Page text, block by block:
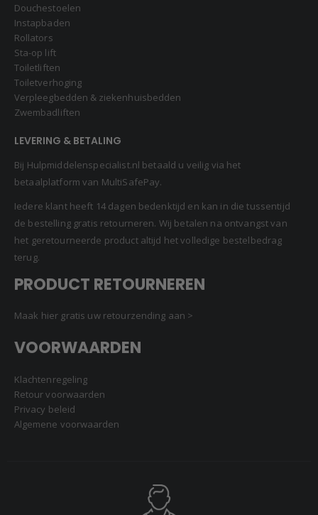
Douchestoelen
Instapbaden
Rollators
Sta-op lift
Toiletliften
Toiletverhoging
Verpleegbedden & ziekenhuisbedden
Zwembadliften
LEVERING & BETALING
Bij Hulpmiddelenspecialist.nl betaald u veilig via het
betaalplatform van MultiSafePay.
Iedere klant heeft 14 dagen bedenktijd en kan in die tussentijd
de bestelling gratis retourneren. Wij betalen na ontvangst van
het geretourneerde product altijd het volledige bestelbedrag
terug.
PRODUCT RETOURNEREN
Maak hier gratis uw retourzending aan >
VOORWAARDEN
Klachtenregeling
Retour voorwaarden
Privacy beleid
Algemene voorwaarden